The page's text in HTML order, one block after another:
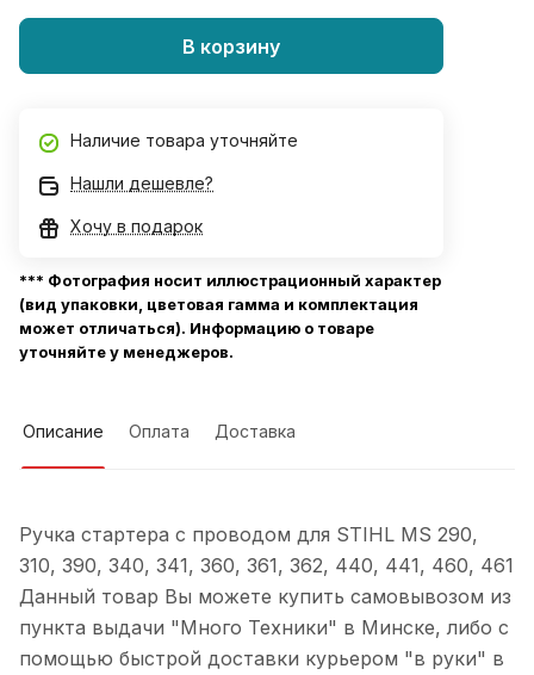
В корзину
Наличие товара уточняйте
Нашли дешевле?
Хочу в подарок
*** Фотография носит иллюстрационный характер
(вид упаковки, цветовая гамма и комплектация
может отличаться). Информацию о товаре
уточняйте у менеджеров.
Описание Оплата Доставка
Ручка стартера с проводом для STIHL MS 290,
310, 390, 340, 341, 360, 361, 362, 440, 441, 460, 461
Данный товар Вы можете купить самовывозом из
пункта выдачи "Много Техники" в Минске, либо с
помощью быстрой доставки курьером "в руки" в